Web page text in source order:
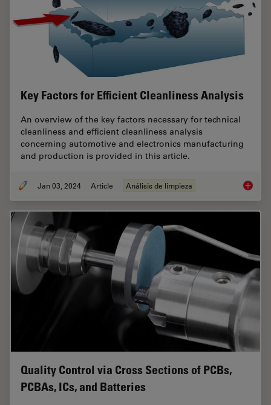
Key Factors for Efficient Cleanliness Analysis
An overview of the key factors necessary for technical
cleanliness and efficient cleanliness analysis
concerning automotive and electronics manufacturing
and production is provided in this article.
Jan 03, 2024 Article Análisis de limpieza Key
Quality Control via Cross Sections of PCBs,
PCBAs, ICs, and Batteries